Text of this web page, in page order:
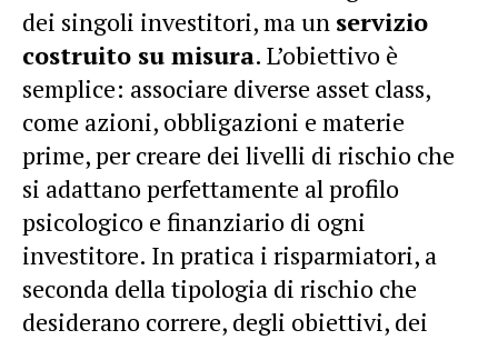
dei singoli investitori, ma un servizio
costruito su misura. L’obiettivo è
semplice: associare diverse asset class,
come azioni, obbligazioni e materie
prime, per creare dei livelli di rischio che
si adattano perfettamente al profilo
psicologico e finanziario di ogni
investitore. In pratica i risparmiatori, a
seconda della tipologia di rischio che
desiderano correre, degli obiettivi, dei